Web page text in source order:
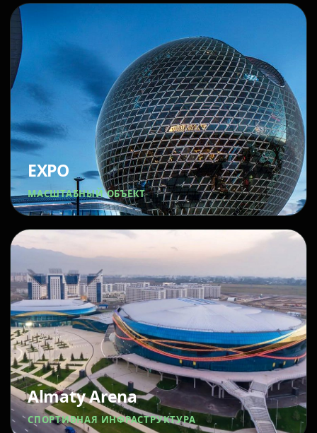
EXPO
МАСШТАБНЫЙ ОБЪЕКТ
Almaty Arena
СПОРТИВНАЯ ИНФРАСТРУКТУРА